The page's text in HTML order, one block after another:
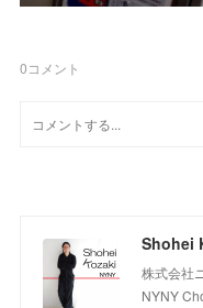
0コメント
Shohei
株式会社
NYNY